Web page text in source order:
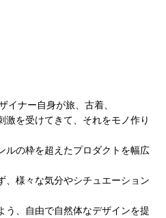
イナー自身が旅、古着、
激を受けてきて、それをモノ作り
ルの枠を超えたプロダクトを幅広
、様々な気分やシチュエーション
う、自由で自然体なデザインを提